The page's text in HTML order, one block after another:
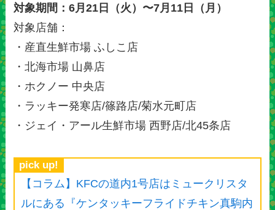
対象期間：6月21日（火）〜7月11日（月）
対象店舗：
・産直生鮮市場 ふしこ店
・北海市場 山鼻店
・ホクノー 中央店
・ラッキー発寒店/篠路店/菊水元町店
・ジェイ・アール生鮮市場 西野店/北45条店
pick up!
【コラム】KFCの道内1号店はミュークリスタ
ルにある『ケンタッキーフライドチキン真駒内